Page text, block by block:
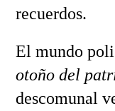
recuerdos.
El mundo
otoño del
descomunal